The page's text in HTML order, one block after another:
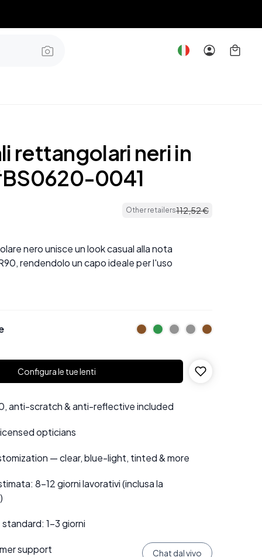
rettangolari neri in
0041
Other retailers112,52€
nero unisce un look casual alla nota
rendendolo un capo ideale per l'uso
Configura le tue lenti
anti-scratch & anti-reflective included
opticians
— clear, blue-light, tinted & more
8–12 giorni lavorativi (inclusa la
1–3 giorni
support Chat dal vivo